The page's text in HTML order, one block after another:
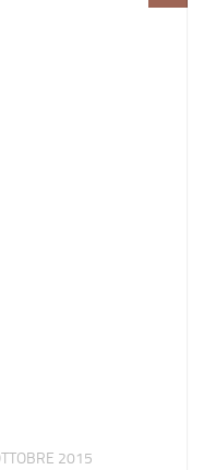
2015